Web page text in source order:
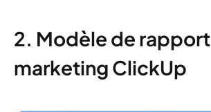
2. Modèle de rapport
marketing ClickUp